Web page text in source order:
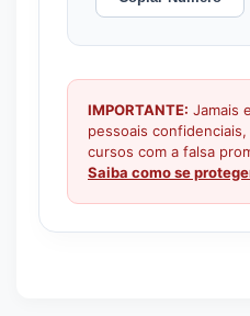
IMPORTANTE: Jamais
pessoais
cursos com a falsa
Saiba como se